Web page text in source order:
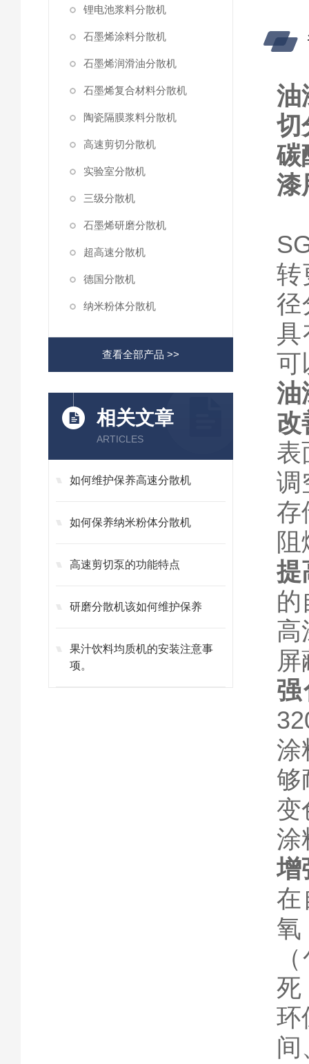
锂电池浆料分散机
石墨烯涂料分散机
石墨烯润滑油分散机
石墨烯复合材料分散机
陶瓷隔膜浆料分散机
高速剪切分散机
实验室分散机
三级分散机
石墨烯研磨分散机
超高速分散机
德国分散机
纳米粉体分散机
查看全部产品 >>
相关文章
ARTICLES
如何维护保养高速分散机
如何保养纳米粉体分散机
高速剪切泵的功能特点
研磨分散机该如何维护保养
果汁饮料均质机的安装注意事
项。
油
切
碳
漆
转
径
具
可
油
改
表
调
存
提
的
高
涂
够
变
涂
增
在
氧
死
环
间